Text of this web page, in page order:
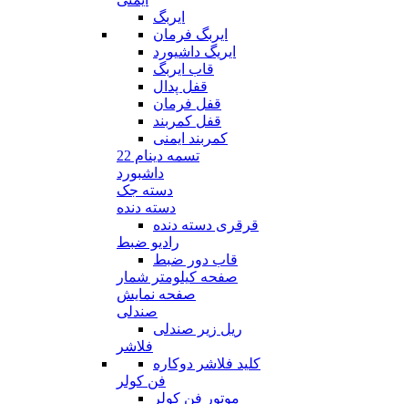
ایربگ
ایربگ فرمان
ایریگ داشیورد
قاب ایربگ
قفل پدال
قفل فرمان
قفل کمربند
کمربند ایمنی
تسمه دینام 22
داشبورد
دسته جک
دسته دنده
قرقری دسته دنده
رادیو ضبط
قاب دور ضبط
صفحه کیلومتر شمار
صفحه نمایش
صندلی
ریل زیر صندلی
فلاشر
کلید فلاشر دوکاره
فن کولر
موتور فن کولر